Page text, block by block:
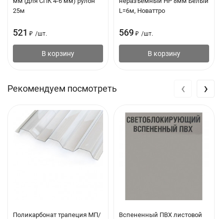
25м
521 ₽ /шт.
В корзину
L=6м, Новаттро
569 ₽ /шт.
В корзину
Рекомендуем посмотреть
Поликарбонат трапеция МП/
Вспененный ПВХ листовой
‹ ›